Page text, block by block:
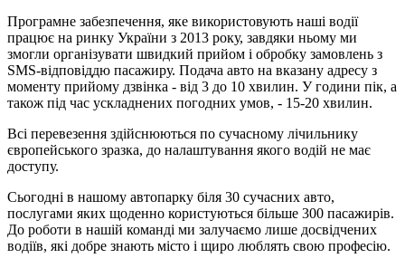
Програмне забезпечення, яке використовують наші водії
працює на ринку України з 2013 року, завдяки ньому ми
змогли організувати швидкий прийом і обробку замовлень з
SMS-відповіддю пасажиру. Подача авто на вказану адресу з
моменту прийому дзвінка - від 3 до 10 хвилин. У години пік, а
також під час ускладнених погодних умов, - 15-20 хвилин.
Всі перевезення здійснюються по сучасному лічильнику
європейського зразка, до налаштування якого водій не має
доступу.
Сьогодні в нашому автопарку біля 30 сучасних авто,
послугами яких щоденно користуються більше 300 пасажирів.
До роботи в нашій команді ми залучаємо лише досвідчених
водіїв, які добре знають місто і щиро люблять свою професію.